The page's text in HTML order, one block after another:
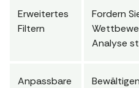
Erweitertes
Filtern
Fordern
Analyse
Anpassbare